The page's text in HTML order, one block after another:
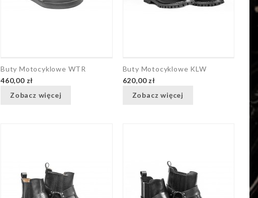
Buty Motocyklowe WTR
460,00 zł
Zobacz więcej
Buty Motocyklowe KLW
620,00 zł
Zobacz więcej